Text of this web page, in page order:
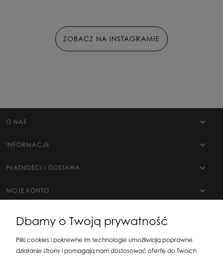
ZOBACZ NA INSTAGRAMIE
O NAS
INFORMACJE
PŁATNOŚCI I DOSTAWA
MOJE KONTO
Dbamy o Twoją prywatność
Pliki cookies i pokrewne im technologie umożliwiają poprawne
działanie strony i pomagają nam dostosować ofertę do Twoich